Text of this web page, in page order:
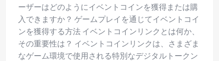
ーザーはどのようにイベントコインを獲得または購
入できますか？ ゲームプレイを通じてイベントコイ
ンを獲得する方法 イベントコインリンクとは何か、
その重要性は？ イベントコインリンクは、さまざま
なゲーム環境で使用される特別なデジタルトークン